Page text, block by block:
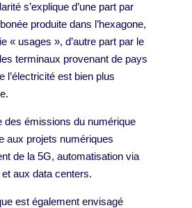
s’explique d’une part par
produite dans l’hexagone,
« usages », d’autre part par le
terminaux provenant de pays
l’électricité est bien plus
des émissions du numérique
aux projets numériques
de la 5G, automatisation via
aux data centers.
est également envisagé